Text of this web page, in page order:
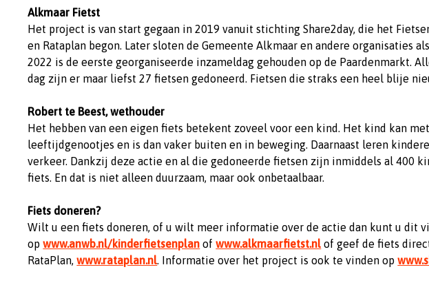
Alkmaar Fietst
Het project is van start gegaan in 2019 vanuit stichting Share2day, die het
en Rataplan begon. Later sloten de Gemeente Alkmaar en andere organisaties
2022 is de eerste georganiseerde inzameldag gehouden op de Paardenmarkt.
dag zijn er maar liefst 27 fietsen gedoneerd. Fietsen die straks een heel blije
Robert te Beest, wethouder
Het hebben van een eigen fiets betekent zoveel voor een kind. Het kind kan
leeftijdgenootjes en is dan vaker buiten en in beweging. Daarnaast leren
verkeer. Dankzij deze actie en al die gedoneerde fietsen zijn inmiddels al 400
fiets. En dat is niet alleen duurzaam, maar ook onbetaalbaar.
Fiets doneren?
Wilt u een fiets doneren, of u wilt meer informatie over de actie dan kunt u dit
opwww.anwb.nl/kinderfietsenplan ofwww.alkmaarfietst.nl of geef de fiets
RataPlan,www.rataplan.nl. Informatie over het project is ook te vinden op